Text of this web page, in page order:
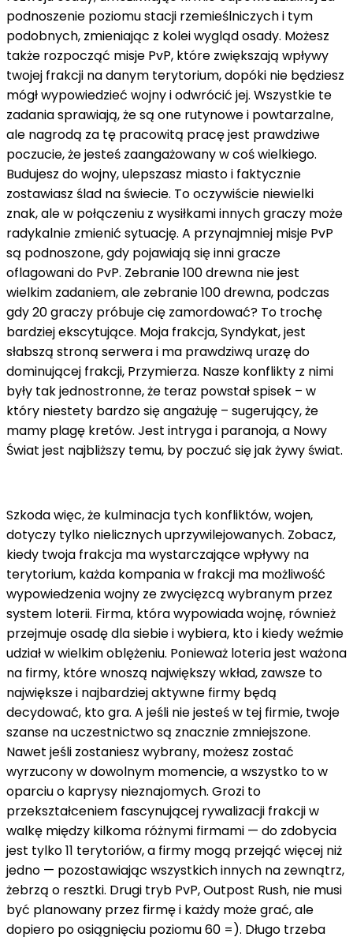
podnoszenie poziomu stacji rzemieślniczych i tym
podobnych, zmieniając z kolei wygląd osady. Możesz
także rozpocząć misje PvP, które zwiększają wpływy
twojej frakcji na danym terytorium, dopóki nie będziesz
mógł wypowiedzieć wojny i odwrócić jej. Wszystkie te
zadania sprawiają, że są one rutynowe i powtarzalne,
ale nagrodą za tę pracowitą pracę jest prawdziwe
poczucie, że jesteś zaangażowany w coś wielkiego.
Budujesz do wojny, ulepszasz miasto i faktycznie
zostawiasz ślad na świecie. To oczywiście niewielki
znak, ale w połączeniu z wysiłkami innych graczy może
radykalnie zmienić sytuację. A przynajmniej misje PvP
są podnoszone, gdy pojawiają się inni gracze
oflagowani do PvP. Zebranie 100 drewna nie jest
wielkim zadaniem, ale zebranie 100 drewna, podczas
gdy 20 graczy próbuje cię zamordować? To trochę
bardziej ekscytujące. Moja frakcja, Syndykat, jest
słabszą stroną serwera i ma prawdziwą urazę do
dominującej frakcji, Przymierza. Nasze konflikty z nimi
były tak jednostronne, że teraz powstał spisek – w
który niestety bardzo się angażuję – sugerujący, że
mamy plagę kretów. Jest intryga i paranoja, a Nowy
Świat jest najbliższy temu, by poczuć się jak żywy świat.
Szkoda więc, że kulminacja tych konfliktów, wojen,
dotyczy tylko nielicznych uprzywilejowanych. Zobacz,
kiedy twoja frakcja ma wystarczające wpływy na
terytorium, każda kompania w frakcji ma możliwość
wypowiedzenia wojny ze zwycięzcą wybranym przez
system loterii. Firma, która wypowiada wojnę, również
przejmuje osadę dla siebie i wybiera, kto i kiedy weźmie
udział w wielkim oblężeniu. Ponieważ loteria jest ważona
na firmy, które wnoszą największy wkład, zawsze to
największe i najbardziej aktywne firmy będą
decydować, kto gra. A jeśli nie jesteś w tej firmie, twoje
szanse na uczestnictwo są znacznie zmniejszone.
Nawet jeśli zostaniesz wybrany, możesz zostać
wyrzucony w dowolnym momencie, a wszystko to w
oparciu o kaprysy nieznajomych. Grozi to
przekształceniem fascynującej rywalizacji frakcji w
walkę między kilkoma różnymi firmami — do zdobycia
jest tylko 11 terytoriów, a firmy mogą przejąć więcej niż
jedno — pozostawiając wszystkich innych na zewnątrz,
żebrzą o resztki. Drugi tryb PvP, Outpost Rush, nie musi
być planowany przez firmę i każdy może grać, ale
dopiero po osiągnięciu poziomu 60 =). Długo trzeba